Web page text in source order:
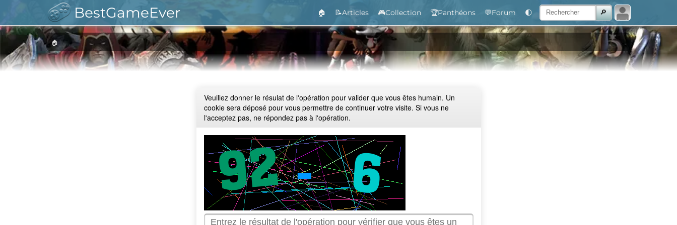
BestGameEver 🏠 📝Articles 🎮Collection 🏆Panthéons 💬Forum 🌓
🏠
Veuillez donner le résulat de l'opération pour valider que vous êtes humain. Un
cookie sera déposé pour vous permettre de continuer votre visite. Si vous ne
l'acceptez pas, ne répondez pas à l'opération.